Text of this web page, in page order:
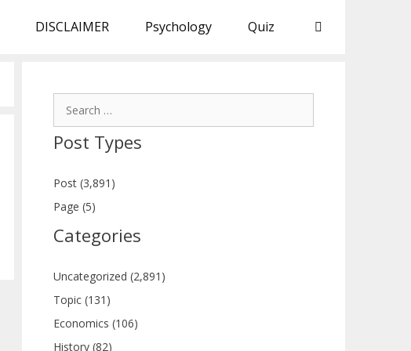
DISCLAIMER Psychology Quiz
Post Types
Post (3,891)
Page (5)
Categories
Uncategorized (2,891)
Topic (131)
Economics (106)
History (82)